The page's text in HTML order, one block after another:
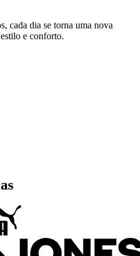
cada dia se torna uma nova
e conforto.